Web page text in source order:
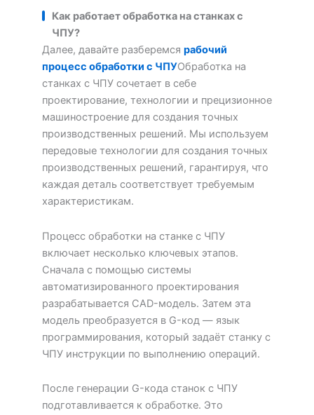
Как работает обработка на станках с
ЧПУ?
Далее, давайте разберемся рабочий
процесс обработки с ЧПУОбработка на
станках с ЧПУ сочетает в себе
проектирование, технологии и прецизионное
машиностроение для создания точных
производственных решений. Мы используем
передовые технологии для создания точных
производственных решений, гарантируя, что
каждая деталь соответствует требуемым
характеристикам.
Процесс обработки на станке с ЧПУ
включает несколько ключевых этапов.
Сначала с помощью системы
автоматизированного проектирования
разрабатывается CAD-модель. Затем эта
модель преобразуется в G-код — язык
программирования, который задаёт станку с
ЧПУ инструкции по выполнению операций.
После генерации G-кода станок с ЧПУ
подготавливается к обработке. Это